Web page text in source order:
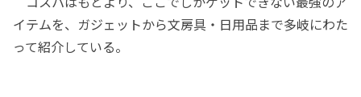
イテムを、ガジェットから文房具・日用品まで多岐にわた
って紹介している。